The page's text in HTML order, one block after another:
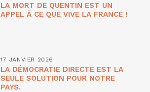
LA MORT DE QUENTIN EST UN
APPEL À CE QUE VIVE LA FRANCE !
17 JANVIER 2026
LA DÉMOCRATIE DIRECTE EST LA
SEULE SOLUTION POUR NOTRE
PAYS.